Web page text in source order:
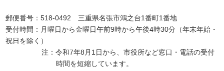
郵便番号：518-0492 三重県名張市鴻之台1番町1番地
受付時間：月曜日から金曜日午前9時から午後4時30分（年末年始・
祝日を除く）
注：令和7年8月1日から、市役所など窓口・電話の受付
時間を短縮しています。